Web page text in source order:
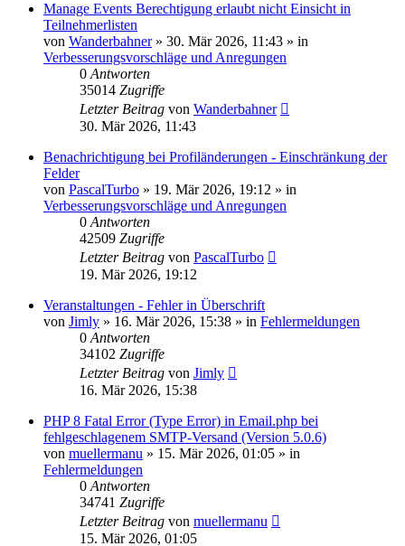
Manage Events Berechtigung erlaubt nicht Einsicht in
Teilnehmerlisten
von Wanderbahner» 30. Mär 2026, 11:43 » in
Verbesserungsvorschläge und Anregungen
0 Antworten
35014 Zugriffe
Letzter Beitrag von Wanderbahner
30. Mär 2026, 11:43
Benachrichtigung bei Profiländerungen - Einschränkung der
Felder
von PascalTurbo » 19. Mär 2026, 19:12 » in
Verbesserungsvorschläge und Anregungen
0 Antworten
42509 Zugriffe
Letzter Beitrag von PascalTurbo
19. Mär 2026, 19:12
Veranstaltungen - Fehler in Überschrift
von Jimly » 16. Mär 2026, 15:38 » in Fehlermeldungen
0 Antworten
34102 Zugriffe
Letzter Beitrag von Jimly
16. Mär 2026, 15:38
PHP 8 Fatal Error (Type Error) in Email.php bei
fehlgeschlagenem SMTP-Versand (Version 5.0.6)
von muellermanu » 15. Mär 2026, 01:05 » in
Fehlermeldungen
0 Antworten
34741 Zugriffe
Letzter Beitrag von muellermanu
15. Mär 2026, 01:05